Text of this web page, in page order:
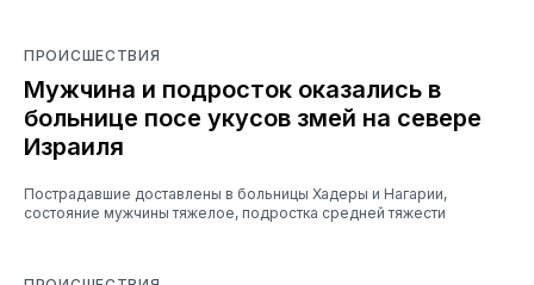
ПРОИСШЕСТВИЯ
Мужчина и подросток оказались в
больнице посе укусов змей на севере
Израиля
Пострадавшие доставлены в больницы Хадеры и Нагарии,
состояние мужчины тяжелое, подростка средней тяжести